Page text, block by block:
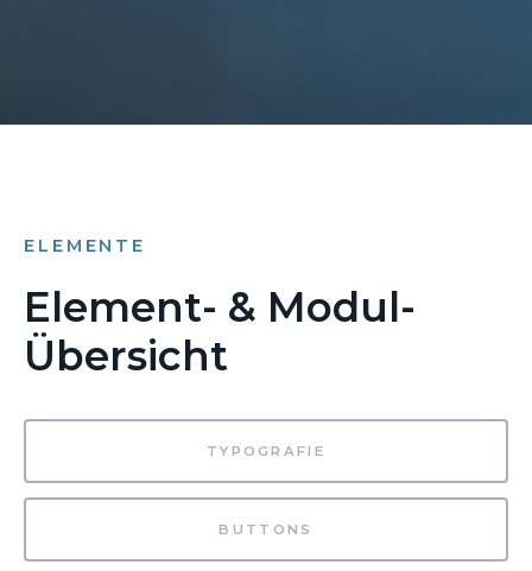
ELEMENTE
Element- & Modul-
Übersicht
TYPOGRAFIE
BUTTONS